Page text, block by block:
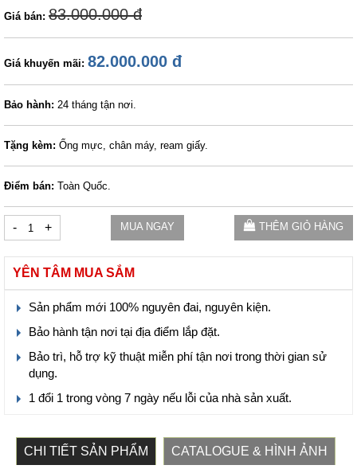
Giá bán: 83.000.000 đ
Giá khuyến mãi: 82.000.000 đ
Bảo hành: 24 tháng tận nơi.
Tặng kèm: Ống mực, chân máy, ream giấy.
Điểm bán: Toàn Quốc.
- + MUA NGAY THÊM GIỎ HÀNG
YÊN TÂM MUA SẮM
Sản phẩm mới 100% nguyên đai, nguyên kiện.
Bảo hành tận nơi tại địa điểm lắp đặt.
Bảo trì, hỗ trợ kỹ thuật miễn phí tận nơi trong thời gian sử
dụng.
1 đổi 1 trong vòng 7 ngày nếu lỗi của nhà sản xuất.
CHI TIẾT SẢN PHẨM CATALOGUE & HÌNH ẢNH